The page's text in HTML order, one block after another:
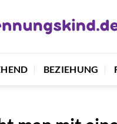
BEZIEHUNG